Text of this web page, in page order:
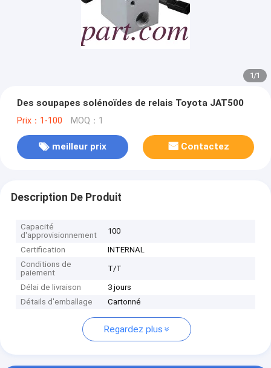
1/1
Des soupapes solénoïdes de relais Toyota JAT500
Prix：1-100 MOQ：1
meilleur prix Contactez
Description De Produit
Capacité
d'approvisionnement
100
Certification
INTERNAL
Conditions de
paiement
T/T
Délai de livraison
3 jours
Détails d'emballage
Cartonné
Regardez plus